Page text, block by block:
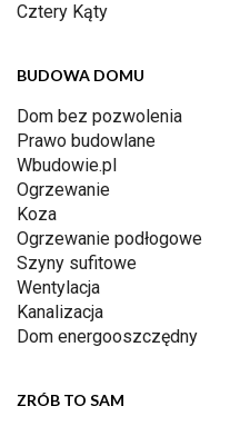
Cztery Kąty
BUDOWA DOMU
Dom bez pozwolenia
Prawo budowlane
Wbudowie.pl
Ogrzewanie
Koza
Ogrzewanie podłogowe
Szyny sufitowe
Wentylacja
Kanalizacja
Dom energooszczędny
ZRÓB TO SAM